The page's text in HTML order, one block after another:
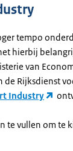
tempo
hierbij
van
de Rijksdienst
Industry
te vullen om te